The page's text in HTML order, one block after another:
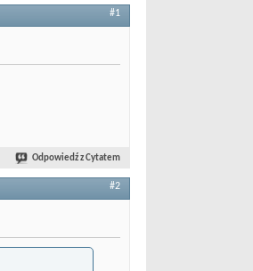
#1
Odpowiedź z Cytatem
#2